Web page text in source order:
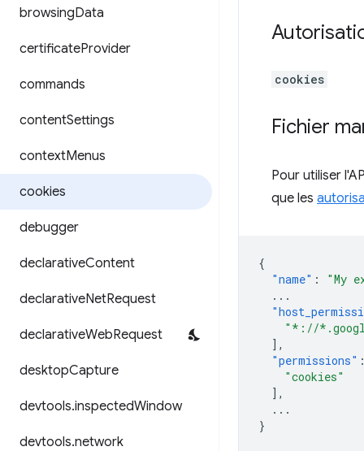
browsingData
certificateProvider
commands
contentSettings
contextMenus
cookies
debugger
declarativeContent
declarativeNetRequest
declarativeWebRequest
desktopCapture
devtools.inspectedWindow
devtools.network
cookies
Fichier
Pour utiliser
que les
{
"name" : "My
...
"*://
],
"permissions" :
"cookies"
],
...
}